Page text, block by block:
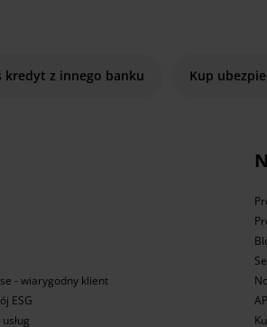
kredyt z innego banku Kup
- wiarygodny klient
ESG